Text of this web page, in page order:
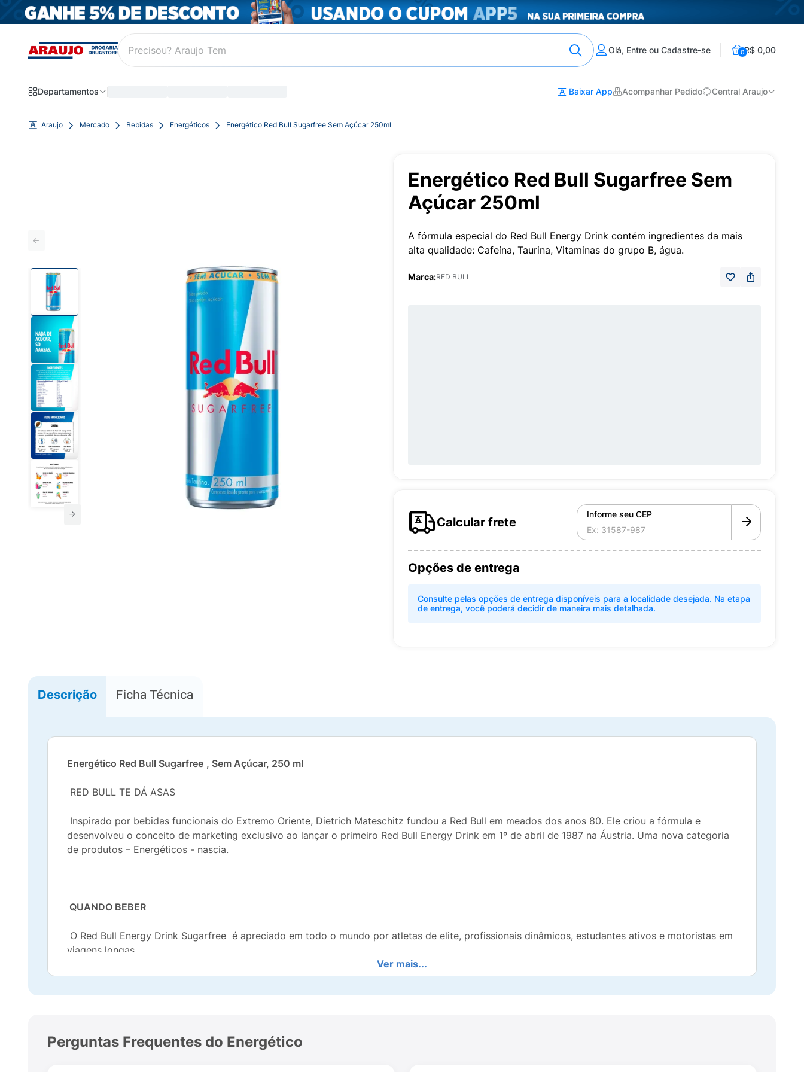
Olá, Entre ou Cadastre-se 0R$ 0,00
Departamentos Baixar App Acompanhar Pedido Central Araujo
Araujo Mercado Bebidas Energéticos Energético Red Bull Sugarfree Sem Açúcar 250ml
Energético Red Bull Sugarfree Sem
Açúcar 250ml
A fórmula especial do Red Bull Energy Drink contém ingredientes da mais
alta qualidade: Cafeína, Taurina, Vitaminas do grupo B, água.
Marca:RED BULL
Calcular frete
Informe seu CEP
Opções de entrega
Consulte pelas opções de entrega disponíveis para a localidade desejada. Na etapa
de entrega, você poderá decidir de maneira mais detalhada.
Descrição Ficha Técnica
Energético Red Bull Sugarfree , Sem Açúcar, 250 ml
RED BULL TE DÁ ASAS
Inspirado por bebidas funcionais do Extremo Oriente, Dietrich Mateschitz fundou a Red Bull em meados dos anos 80. Ele criou a fórmula e
desenvolveu o conceito de marketing exclusivo ao lançar o primeiro Red Bull Energy Drink em 1º de abril de 1987 na Áustria. Uma nova categoria
de produtos – Energéticos - nascia.
QUANDO BEBER
O Red Bull Energy Drink Sugarfree é apreciado em todo o mundo por atletas de elite, profissionais dinâmicos, estudantes ativos e motoristas em
viagens longas.
Cafeína: A cafeína já era conhecida por seus efeitos estimulantes pelas civilizações antigas, que a consumiam a partir de fontes naturais como o
chá, café grãos de cacau e noz de cola.
Ver mais...
Perguntas Frequentes do Energético